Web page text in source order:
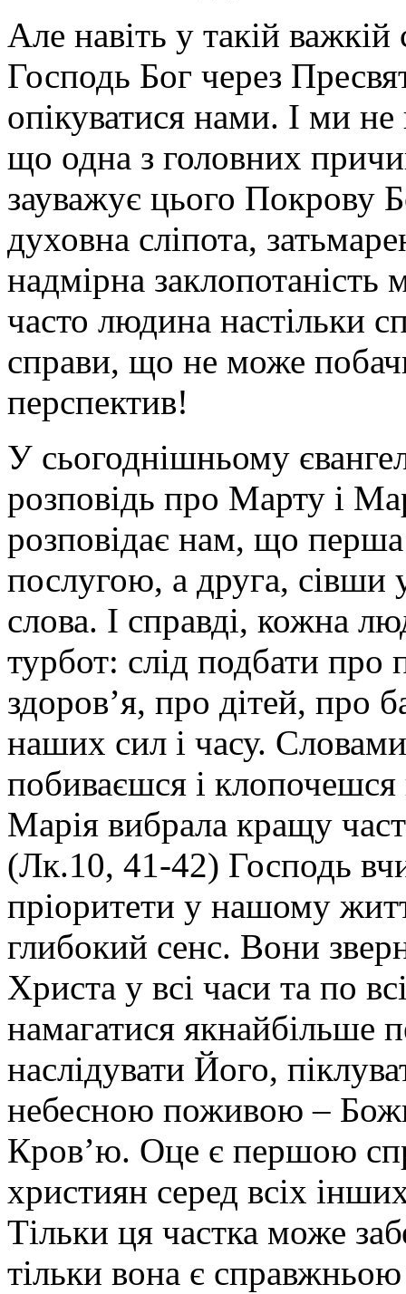
Але навіть у такій
Господь Бог через
опікуватися нами. І ми
що одна з головних
зауважує цього Покрову
духовна сліпота,
надмірна
часто людина настільки
справи, що не може
перспектив!
У сьогоднішньому
розповідь про Марту і
розповідає нам, що
послугою, а друга, сівши
слова. І справді, кожна
турбот: слід подбати
здоров’я, про дітей, про
наших сил і часу.
побиваєшся і
Марія вибрала кращу
(Лк.10, 41-42) Господь
пріоритети у нашому
глибокий сенс. Вони
Христа у всі часи та по
намагатися якнайбільше
наслідувати Його,
небесною поживою –
Кров’ю. Оце є першою
християн серед всіх
Тільки ця частка може
тільки вона є